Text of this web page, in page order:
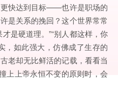
快达到目标——也许是职场的
是关系的挽回？这个世界常常
是硬道理。”“别人都这样，你
，如此强大，仿佛成了生存的
老却无比鲜活的记载，看看当
上上帝永恒不变的原则时，会